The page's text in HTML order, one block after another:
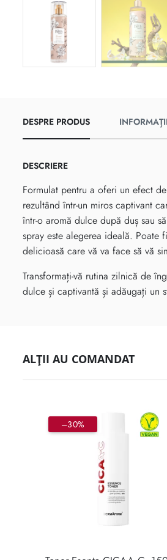
DESPRE PRODUS
DESCRIERE
Formulat pentru a oferi un efect
rezultând într-un miros captivant
într-o aromă dulce după duș sau
spray este alegerea ideală.
delicioasă care vă va face să vă
Transformați-vă rutina zilnică de
dulce și captivantă și adăugați un
ALȚII AU COMANDAT
–30%